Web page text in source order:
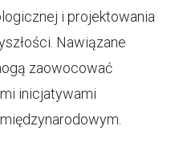
i projektowania
Nawiązane
zaowocować
inicjatywami